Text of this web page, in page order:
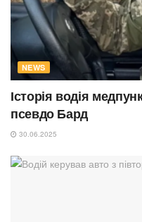
NEWS
Історія водія
псевдо Бард
30.06.2025